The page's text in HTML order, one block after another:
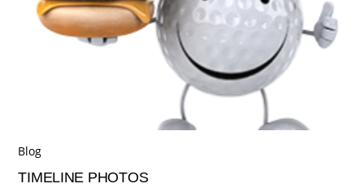
Blog
TIMELINE PHOTOS